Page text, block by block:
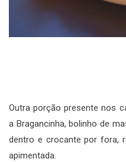
Outra porção presente nos
a Bragancinha, bolinho de
dentro e crocante por fora,
apimentada.